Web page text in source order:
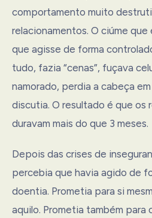
comportamento muito
relacionamentos. O ciúme
que agisse de forma
tudo, fazia “cenas”, fuçava
namorado, perdia a cabeça
discutia. O resultado é que os
duravam mais do que 3 meses.
Depois das crises de
percebia que havia agido de
doentia. Prometia para si
aquilo. Prometia também para